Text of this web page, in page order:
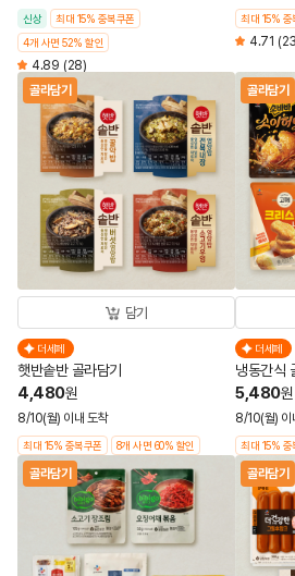
신상
최대 15% 중복쿠폰
4개 사면 52% 할인
4.89 (28)
최대 15% 중
4.71
골라담기
담기
더세페
햇반솥반 골라담기
4,480원
8/10(월) 이내 도착
최대 15% 중복쿠폰 8개 사면 60% 할인
골라담기
더세페
냉동간식
5,480원
8/10(월) 이
최대 15% 중
골라담기 골라담기